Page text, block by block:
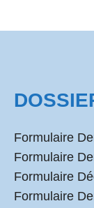
Formulaire
Formulaire
Formulaire
Formulaire